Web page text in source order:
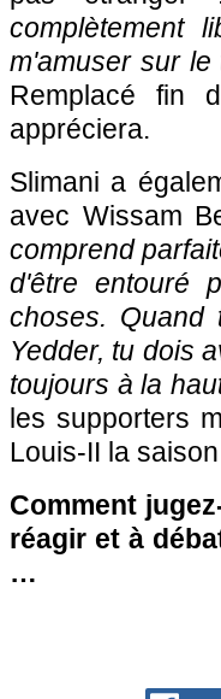
complètement
m'amuser sur
Remplacé fin
appréciera.
Slimani a
avec Wissam
comprend
d'être entouré
choses.
Yedder, tu dois
toujours à la
les supporters
Louis-II la
Comment
réagir et à
…